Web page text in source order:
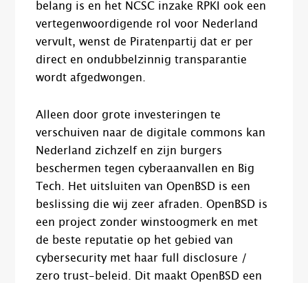
belang is en het NCSC inzake RPKI ook een
vertegenwoordigende rol voor Nederland
vervult, wenst de Piratenpartij dat er per
direct en ondubbelzinnig transparantie
wordt afgedwongen.
Alleen door grote investeringen te
verschuiven naar de digitale commons kan
Nederland zichzelf en zijn burgers
beschermen tegen cyberaanvallen en Big
Tech. Het uitsluiten van OpenBSD is een
beslissing die wij zeer afraden. OpenBSD is
een project zonder winstoogmerk en met
de beste reputatie op het gebied van
cybersecurity met haar full disclosure /
zero trust-beleid. Dit maakt OpenBSD een